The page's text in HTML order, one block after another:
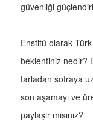
güvenliği
Enstitü olarak
beklentiniz nedir?
tarladan sofraya
son aşamayı ve
paylaşır mısınız?